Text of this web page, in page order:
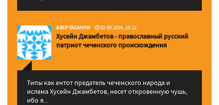
АЗЕР ГАСАНЛИ 02.09.2024, 19:12
Хусейн Джамбетов - православный русский
патриот чеченского происхождения
Типы как ентот предатель чеченского народа и
ислама Хусейн Джамбетов, несет откровенную чушь,
ибо я...